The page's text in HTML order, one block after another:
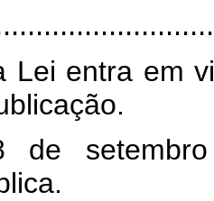
entra em
de setembro